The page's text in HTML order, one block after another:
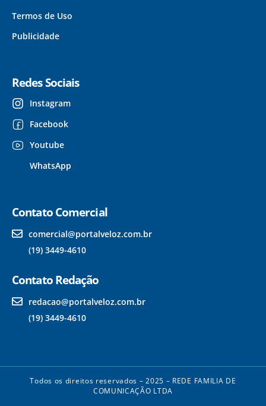
Termos de Uso
Publicidade
Redes Sociais
Instagram
Facebook
Youtube
WhatsApp
Contato Comercial
comercial@portalveloz.com.br
(19) 3449-4610
Contato Redação
redacao@portalveloz.com.br
(19) 3449-4610
Todos os direitos reservados – 2025 – REDE FAMILIA DE
COMUNICAÇÃO LTDA